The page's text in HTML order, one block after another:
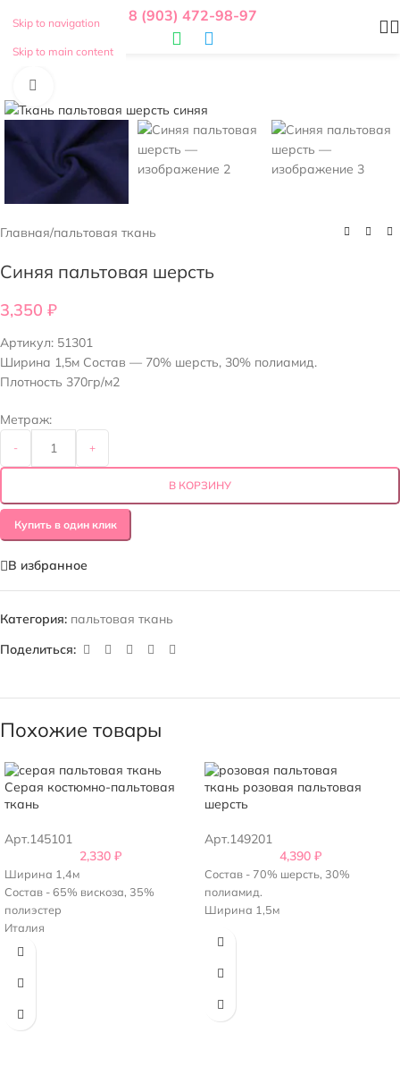
Skip to navigation
Skip to main content
8 (903) 472-98-97
Главная/пальтовая ткань
Синяя пальтовая шерсть
3,350 ₽
Артикул: 51301
Ширина 1,5м Состав — 70% шерсть, 30% полиамид.
Плотность 370гр/м2
Метраж:
- +
В КОРЗИНУ
Купить в один клик
В избранное
Категория: пальтовая ткань
Поделиться:
Похожие товары
Серая костюмно-пальтовая
ткань
Арт.145101
2,330 ₽
Ширина 1,4м
Состав - 65% вискоза, 35%
полиэстер
Италия
ткань розовая пальтовая
шерсть
Арт.149201
4,390 ₽
Состав - 70% шерсть, 30%
полиамид.
Ширина 1,5м